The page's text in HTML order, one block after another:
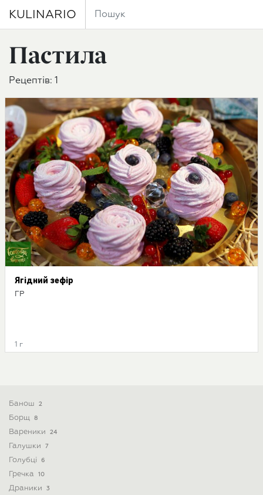
KULINARIO
Пастила
Рецептів: 1
Ягідний зефір
ГР
1 г
Банош 2
Борщ 8
Вареники 24
Галушки 7
Голубці 6
Гречка 10
Драники 3